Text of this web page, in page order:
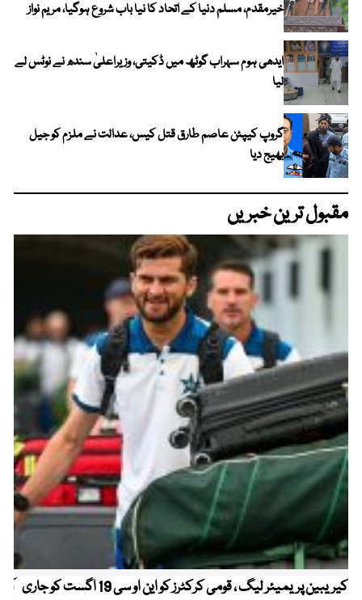
خیرمقدم، مسلم دنیا کے اتحاد کا نیا باب شروع ہوگیا، مریم نواز
ایدھی ہوم سہراب گوٹھ میں ڈکیتی، وزیراعلیٰ سندھ نے نوٹس لے
لیا
گروپ کیپٹن عاصم طارق قتل کیس، عدالت نے ملزم کو جیل
بھیج دیا
مقبول ترین خبریں
کیریبین پریمیئر لیگ ، قومی کرکٹرز کو این او سی 19 اگست کو جاری